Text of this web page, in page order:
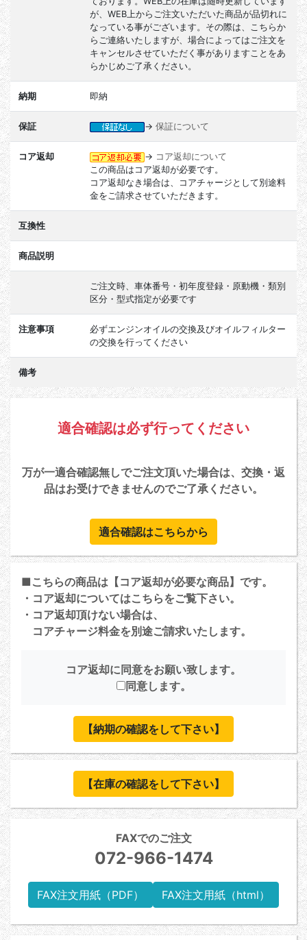
が、WEB上からご注文いただいた商品が品切れに
なっている事がございます。その際は、こちらか
らご連絡いたしますが、場合によってはご注文を
キャンセルさせていただく事がありますことをあ
らかじめご了承ください。
納期 即納
保証 → 保証について
コア返却 → コア返却について
この商品はコア返却が必要です。
コア返却なき場合は、コアチャージとして別途料
金をご請求させていただきます。
互換性
商品説明
ご注文時、車体番号・初年度登録・原動機・類別
区分・型式指定が必要です
注意事項
必ずエンジンオイルの交換及びオイルフィルター
の交換を行ってください
備考
適合確認は必ず行ってください
万が一適合確認無しでご注文頂いた場合は、交換・返
品はお受けできませんのでご了承ください。
適合確認はこちらから
■こちらの商品は【コア返却が必要な商品】です。
・コア返却についてはこちらをご覧下さい。
・コア返却頂けない場合は、
コアチャージ料金を別途ご請求いたします。
コア返却に同意をお願い致します。
同意します。
【納期の確認をして下さい】
【在庫の確認をして下さい】
FAXでのご注文
072-966-1474
FAX注文用紙（PDF） FAX注文用紙（html）